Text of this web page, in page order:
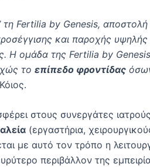
τη Fertilia by Genesis,
και παροχής
Η ομάδα της Fertilia by
το επίπεδο φροντίδας
στους συνεργάτες
(εργαστήρια,
με αυτό τον τρόπο η
περιβάλλον της